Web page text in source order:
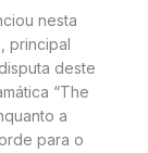
nesta
principal
deste
“The
a
para o